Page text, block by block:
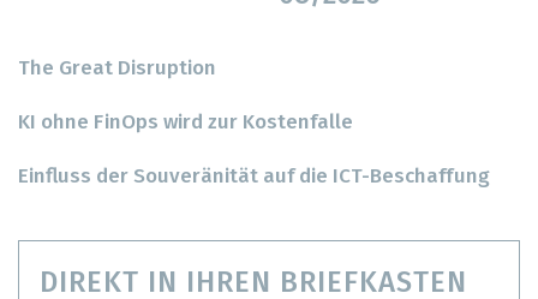
The Great Disruption
KI ohne FinOps wird zur Kostenfalle
Einfluss der Souveränität auf die ICT-Beschaffung
DIREKT IN IHREN BRIEFKASTEN